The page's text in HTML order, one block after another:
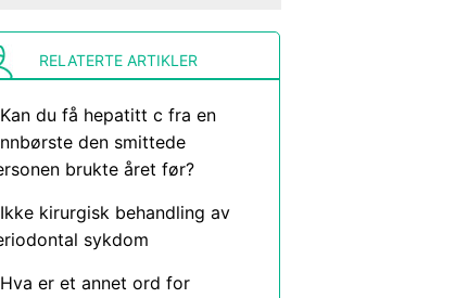
RELATERTE ARTIKLER
Kan du få hepatitt c fra en
den smittede
brukte året før?
Ikke kirurgisk behandling av
sykdom
Hva er et annet ord for